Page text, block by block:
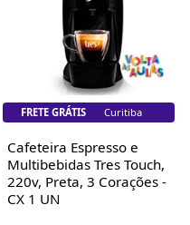
FRETE GRÁTIS Florianópolis
Cafeteira Espresso e
Multibebidas Tres Touch,
220v, Preta, 3 Corações -
CX 1 UN